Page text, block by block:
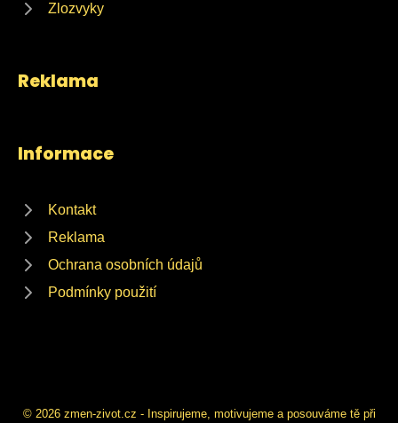
Zlozvyky
Reklama
Informace
Kontakt
Reklama
Ochrana osobních údajů
Podmínky použití
© 2026 zmen-zivot.cz - Inspirujeme, motivujeme a posouváme tě při